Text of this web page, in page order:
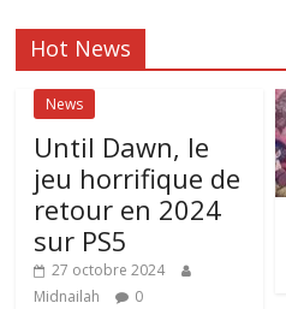
Hot News
News
Until Dawn, le
jeu horrifique de
retour en 2024
sur PS5
27 octobre 2024
Midnailah
0